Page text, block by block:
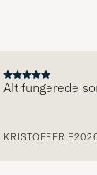
Alt fungerede
KRISTOFFER E